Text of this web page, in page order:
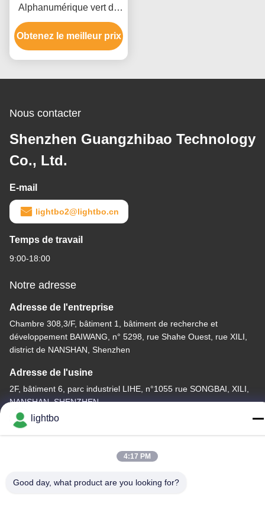
Alphanumérique vert de
segment du Triple-chiffre
14 pour le tableau de
bord 14.2mm
Obtenez le meilleur prix
Nous contacter
Shenzhen Guangzhibao Technology
Co., Ltd.
E-mail
lightbo2@lightbo.cn
Temps de travail
9:00-18:00
Notre adresse
Adresse de l'entreprise
Chambre 308,3/F, bâtiment 1, bâtiment de recherche et
développement BAIWANG, n° 5298, rue Shahe Ouest, rue XILI,
district de NANSHAN, Shenzhen
Adresse de l'usine
2F, bâtiment 6, parc industriel LIHE, n°1055 rue SONGBAI, XILI,
NANSHAN, SHENZHEN
Télégramme
lightbo
4:17 PM
Good day, what product are you looking for?